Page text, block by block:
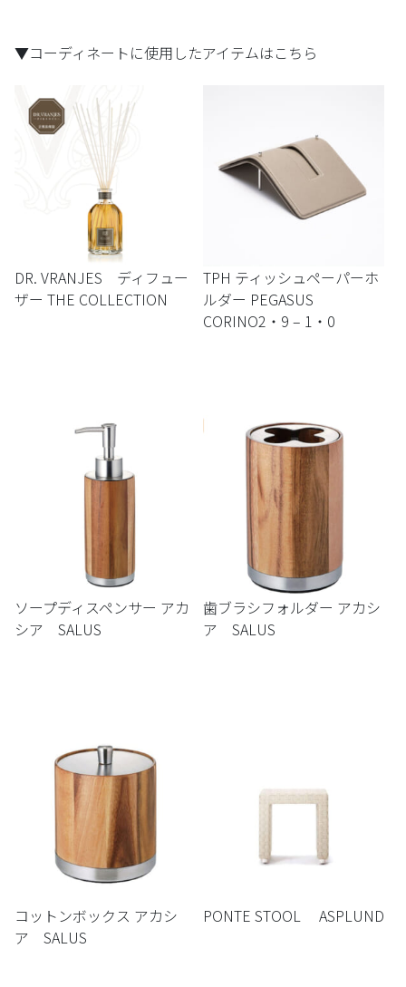
▼コーディネートに使用したアイテムはこちら
DR. VRANJES ディフュー
ザー THE COLLECTION
TPH ティッシュペーパーホ
ルダー PEGASUS
CORINO2・9 – 1・0
ソープディスペンサー アカ
シア SALUS
歯ブラシフォルダー アカシ
ア SALUS
コットンボックス アカシ
ア SALUS
PONTE STOOL ASPLUND